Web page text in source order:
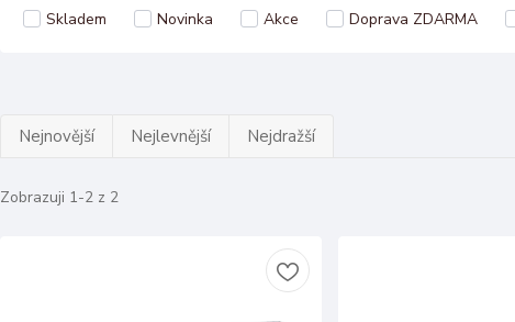
Skladem Novinka Akce Doprava ZDARMA
Nejnovější Nejlevnější Nejdražší
Zobrazuji 1-2 z 2